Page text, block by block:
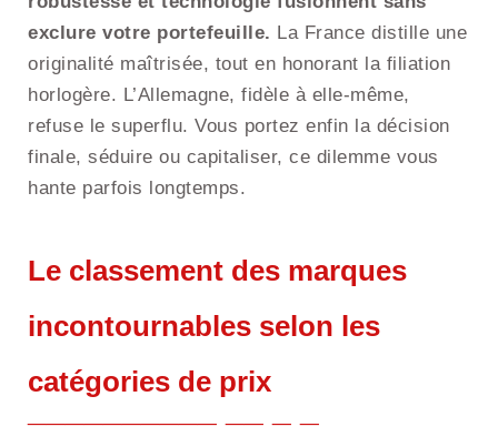
exclure votre portefeuille. La France distille une
originalité maîtrisée, tout en honorant la filiation
horlogère. L’Allemagne, fidèle à elle-même,
refuse le superflu. Vous portez enfin la décision
finale, séduire ou capitaliser, ce dilemme vous
hante parfois longtemps.
Le classement des marques
incontournables selon les
catégories de prix